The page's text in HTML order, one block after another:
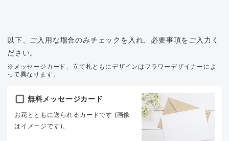
以下、ご入用な場合のみチェックを入れ、必要事項をご入力く
ださい。
※メッセージカード、立て札ともにデザインはフラワーデザイナーによ
って異なります。
無料メッセージカード
お花とともに送られるカードです (画像
はイメージです)。